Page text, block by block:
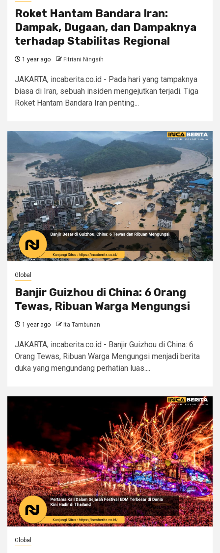
Roket Hantam Bandara Iran:
Dampak, Dugaan, dan Dampaknya
terhadap Stabilitas Regional
1 year ago Fitriani Ningsih
JAKARTA, incaberita.co.id - Pada hari yang tampaknya
biasa di Iran, sebuah insiden mengejutkan terjadi. Tiga
Roket Hantam Bandara Iran penting...
Global
Banjir Guizhou di China: 6 Orang
Tewas, Ribuan Warga Mengungsi
1 year ago Ita Tambunan
JAKARTA, incaberita.co.id - Banjir Guizhou di China: 6
Orang Tewas, Ribuan Warga Mengungsi menjadi berita
duka yang mengundang perhatian luas....
Global